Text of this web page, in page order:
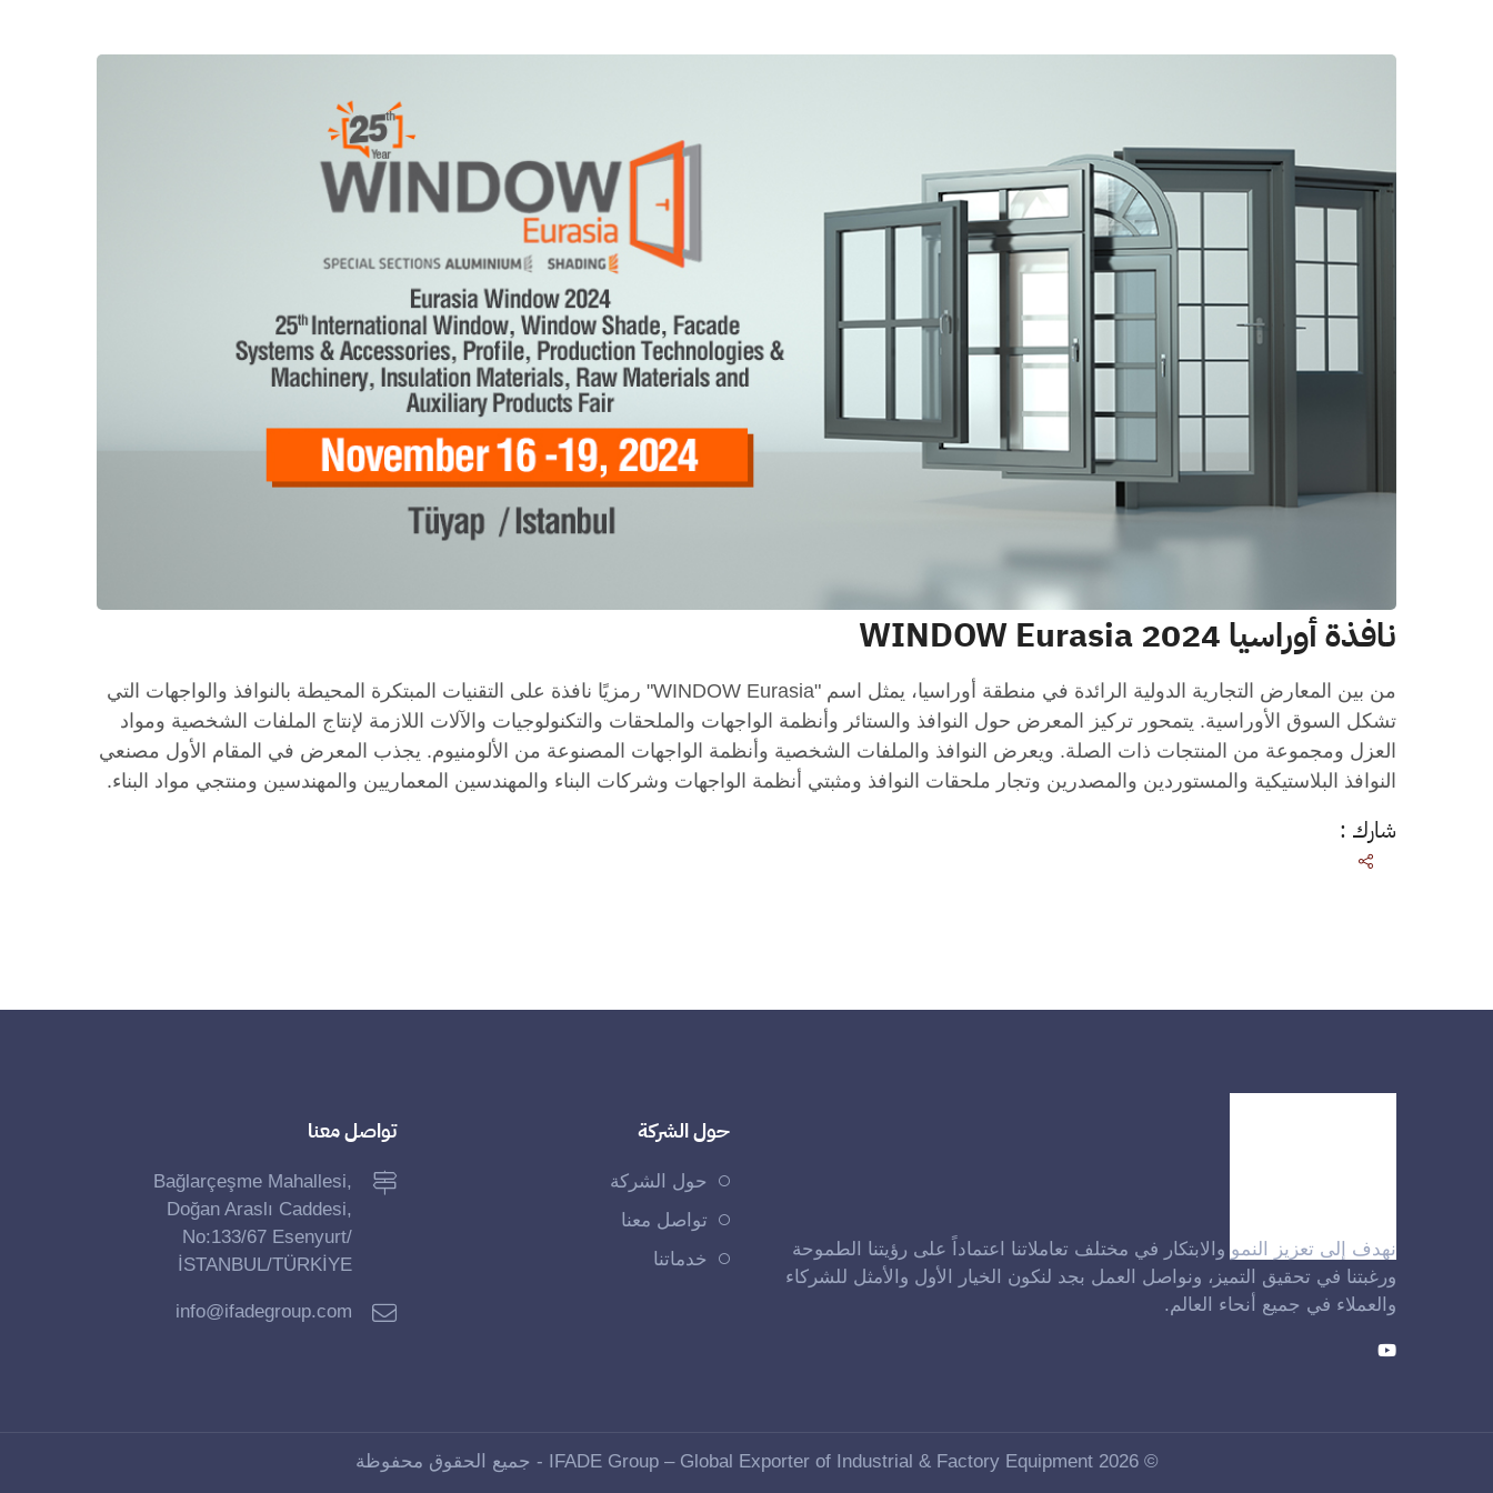
نافذة أوراسيا 2024 WINDOW Eurasia
من بين المعارض التجارية الدولية الرائدة في منطقة أوراسيا، يمثل اسم "WINDOW Eurasia" رمزيًا نافذة على التقنيات المبتكرة المحيطة بالنوافذ والواجهات التي
تشكل السوق الأوراسية. يتمحور تركيز المعرض حول النوافذ والستائر وأنظمة الواجهات والملحقات والتكنولوجيات والآلات اللازمة لإنتاج الملفات الشخصية ومواد
العزل ومجموعة من المنتجات ذات الصلة. ويعرض النوافذ والملفات الشخصية وأنظمة الواجهات المصنوعة من الألومنيوم. يجذب المعرض في المقام الأول مصنعي
النوافذ البلاستيكية والمستوردين والمصدرين وتجار ملحقات النوافذ ومثبتي أنظمة الواجهات وشركات البناء والمهندسين المعماريين والمهندسين ومنتجي مواد البناء.
شارك :
نهدف إلى تعزيز النمو والابتكار في مختلف تعاملاتنا اعتماداً على رؤيتنا الطموحة
ورغبتنا في تحقيق التميز، ونواصل العمل بجد لنكون الخيار الأول والأمثل للشركاء
والعملاء في جميع أنحاء العالم.
حول الشركة
حول الشركة
تواصل معنا
خدماتنا
تواصل معنا
Bağlarçeşme Mahallesi,
Doğan Araslı Caddesi,
No:133/67 Esenyurt/
İSTANBUL/TÜRKİYE
info@ifadegroup.com
© 2026 IFADE Group – Global Exporter of Industrial & Factory Equipment - جميع الحقوق محفوظة